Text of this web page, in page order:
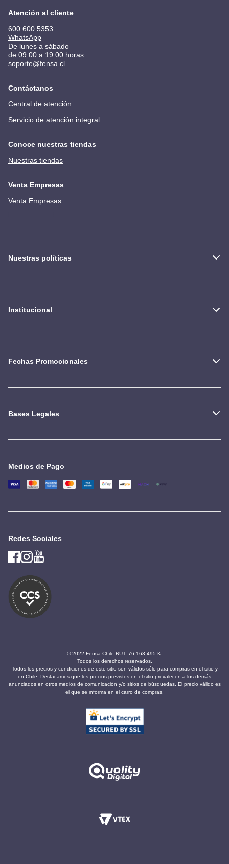
Atención al cliente
600 600 5353
WhatsApp
De lunes a sábado
de 09:00 a 19:00 horas
soporte@fensa.cl
Contáctanos
Central de atención
Servicio de atención integral
Conoce nuestras tiendas
Nuestras tiendas
Venta Empresas
Venta Empresas
Nuestras políticas
Institucional
Fechas Promocionales
Bases Legales
Medios de Pago
Redes Sociales
© 2022 Fensa Chile RUT: 76.163.495-K.
Todos los derechos reservados.
Todos los precios y condiciones de este sitio son válidos sólo para compras en el sitio y
en Chile. Destacamos que los precios previstos en el sitio prevalecen a los demás
anunciados en otros medios de comunicación y/o sitios de búsquedas. El precio válido es
el que se informa en el carro de compras.